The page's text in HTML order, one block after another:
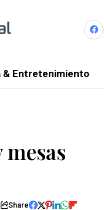
& Entretenimiento
Share